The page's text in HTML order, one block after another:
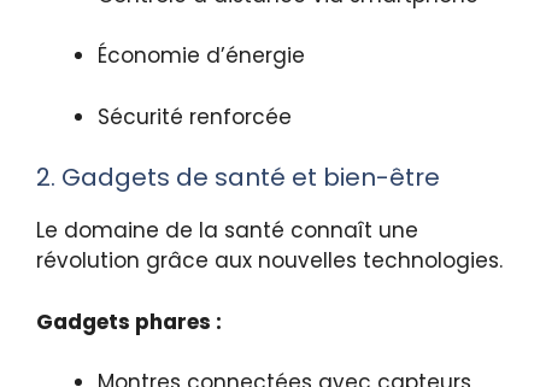
Économie d’énergie
Sécurité renforcée
2. Gadgets de santé et bien-être
Le domaine de la santé connaît une
révolution grâce aux nouvelles technologies.
Gadgets phares :